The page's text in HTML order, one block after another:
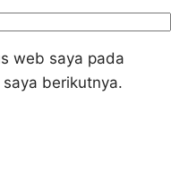
web saya pada
berikutnya.